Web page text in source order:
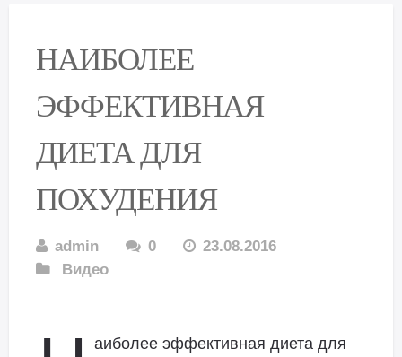
НАИБОЛЕЕ
ЭФФЕКТИВНАЯ
ДИЕТА ДЛЯ
ПОХУДЕНИЯ
admin 0
23.08.2016
Видео
аиболее эффективная диета для